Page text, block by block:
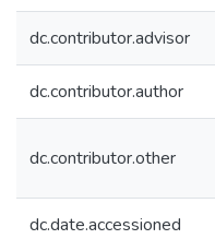
dc.contributor.advisor
dc.contributor.author
dc.contributor.other
dc.date.accessioned